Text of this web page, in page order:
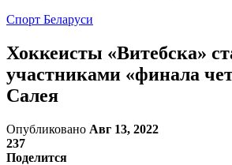
Спорт Беларуси
Хоккеисты «Витебска»
участниками «финала
Салея
Опубликовано Авг 13, 2022
237
Поделится